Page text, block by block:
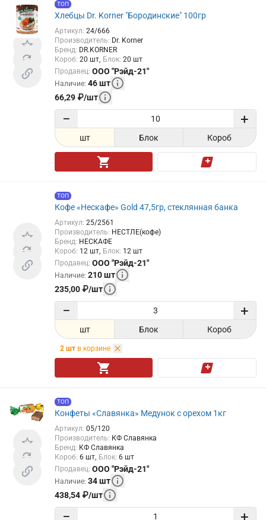
ТОП
Хлебцы Dr. Korner "Бородинские" 100гр
Артикул: 24/666
Производитель: Dr. Korner
Бренд: DR.KORNER
Короб: 20 шт Блок: 20 шт
Продавец: ООО "Рэйд-21"
Наличие: 46шт
66,29 ₽/шт
− +
шт Блок Короб
ТОП
Кофе «Нескафе» Gold 47,5гр, стеклянная банка
Артикул: 25/2561
Производитель: НЕСТЛЕ(кофе)
Бренд: НЕСКАФЕ
Короб: 12 шт Блок: 12 шт
Продавец: ООО "Рэйд-21"
Наличие: 210шт
235,00 ₽/шт
− +
шт Блок Короб
2 шт в корзине
ТОП
Конфеты «Славянка» Медунок с орехом 1кг
Артикул: 05/120
Производитель: КФ Славянка
Бренд: КФ Славянка
Короб: 6 шт Блок: 6 шт
Продавец: ООО "Рэйд-21"
Наличие: 34шт
438,54 ₽/шт